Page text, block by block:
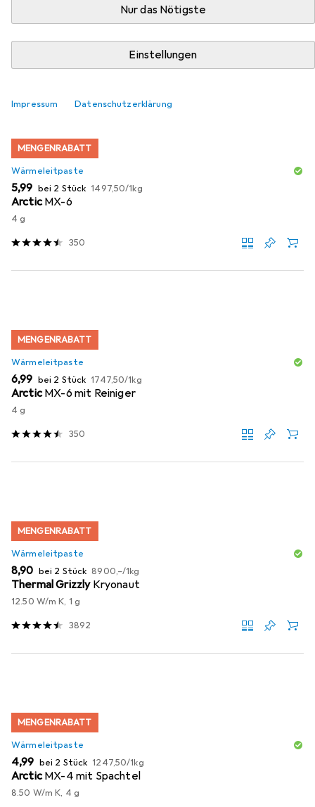
Nur das Nötigste
Einstellungen
Impressum Datenschutzerklärung
Beliebt Wärmeleitpaste Wärmeleitpad CPU Kühler
MENGENRABATT
Wärmeleitpaste
EUR
5,99 bei 2 Stück EUR
1497,50/1kg
Arctic MX-6
4 g
350
MENGENRABATT
Wärmeleitpaste
EUR
6,99 bei 2 Stück EUR
1747,50/1kg
Arctic MX-6 mit Reiniger
4 g
350
MENGENRABATT
Wärmeleitpaste
EUR
8,90 bei 2 Stück EUR
8900,–/1kg
Thermal Grizzly Kryonaut
12.50 W/m K, 1 g
3892
MENGENRABATT
Wärmeleitpaste
EUR
4,99 bei 2 Stück EUR
1247,50/1kg
Arctic MX-4 mit Spachtel
8.50 W/m K, 4 g